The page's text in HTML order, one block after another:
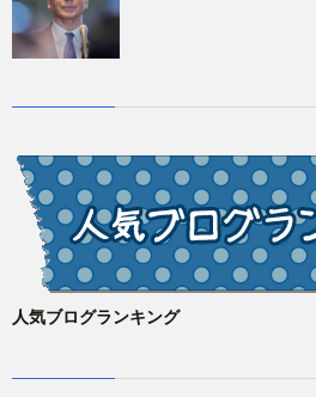
人気ブログランキング